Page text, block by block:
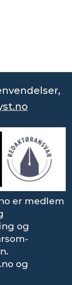
er medlem
og
og